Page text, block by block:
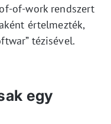
of-work rendszert
értelmezték,
tézisével.
egy